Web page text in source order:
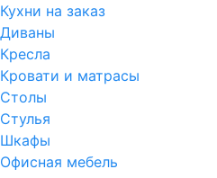
Кухни на заказ
Диваны
Кресла
Кровати и матрасы
Столы
Стулья
Шкафы
Офисная мебель